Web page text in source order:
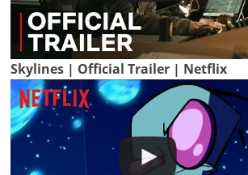
Skylines | Official Trailer | Netflix